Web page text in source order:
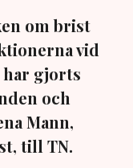
om brist
vid
har gjorts
och
Mann,
till TN.